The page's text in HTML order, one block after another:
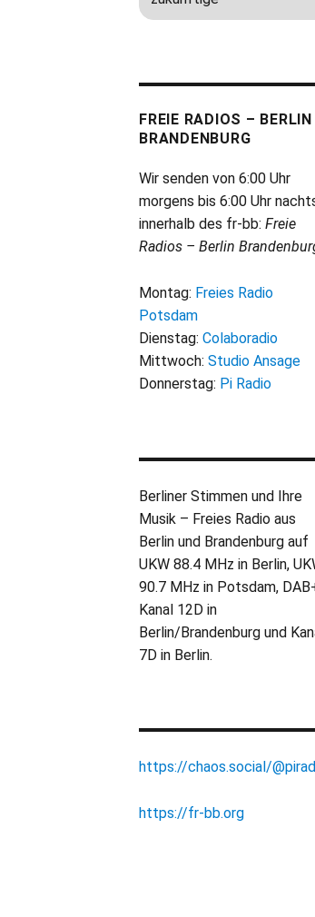
FREIE RADIOS – BERLIN
BRANDENBURG
Wir senden von 6:00 Uhr
morgens bis 6:00 Uhr
innerhalb des fr-bb: Freie
Radios – Berlin
Montag: Freies Radio
Potsdam
Dienstag: Colaboradio
Mittwoch: Studio Ansage
Donnerstag: Pi Radio
Berliner Stimmen und Ihre
Musik – Freies Radio aus
Berlin und Brandenburg auf
UKW 88.4 MHz in Berlin,
90.7 MHz in Potsdam,
Kanal 12D in
Berlin/Brandenburg und
7D in Berlin.
https://chaos.social/
https://fr-bb.org